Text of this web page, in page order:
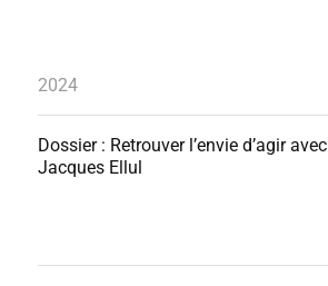
2024
Dossier : Retrouver l’envie d’agir avec
Jacques Ellul